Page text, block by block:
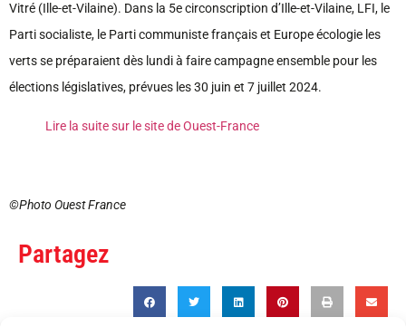
Vitré (Ille-et-Vilaine). Dans la 5e circonscription d’Ille-et-Vilaine, LFI, le
Parti socialiste, le Parti communiste français et Europe écologie les
verts se préparaient dès lundi à faire campagne ensemble pour les
élections législatives, prévues les 30 juin et 7 juillet 2024.
Lire la suite sur le site de Ouest-France
©Photo Ouest France
Partagez